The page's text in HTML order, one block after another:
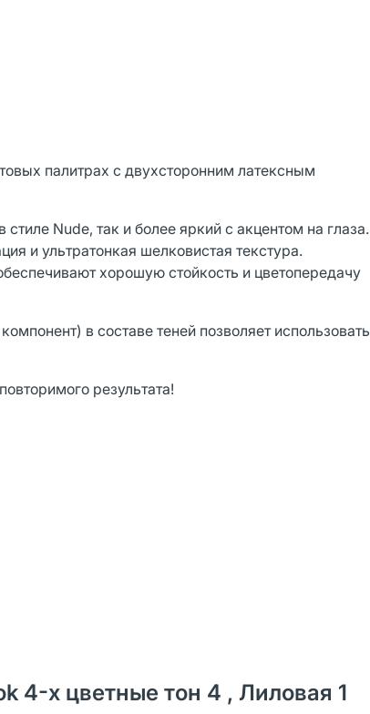
палитрах с двухсторонним латексным
Nude, так и более яркий с акцентом на глаза.
и ультратонкая шелковистая текстура.
хорошую стойкость и цветопередачу
в составе теней позволяет использовать
результата!
4-х цветные тон 4 , Лиловая 1